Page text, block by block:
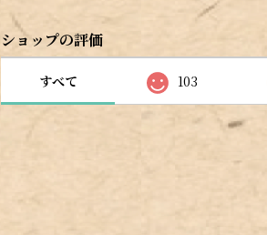
ショップの評価
すべて 103